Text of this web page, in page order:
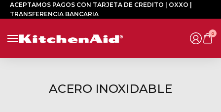
ACEPTAMOS PAGOS CON TARJETA DE CREDITO | OXXO |
TRANSFERENCIA BANCARIA
0
ACERO INOXIDABLE